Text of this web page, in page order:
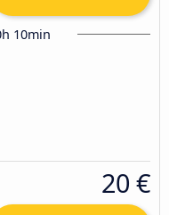
10min
20 €